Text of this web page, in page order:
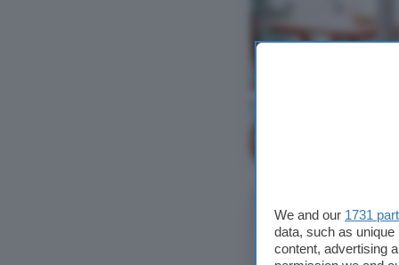
We and our 1731
data, such as
content, advertising